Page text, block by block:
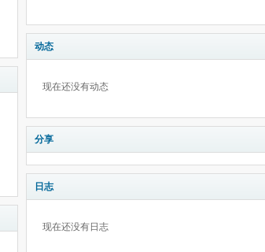
动态
现在还没有动态
分享
日志
现在还没有日志